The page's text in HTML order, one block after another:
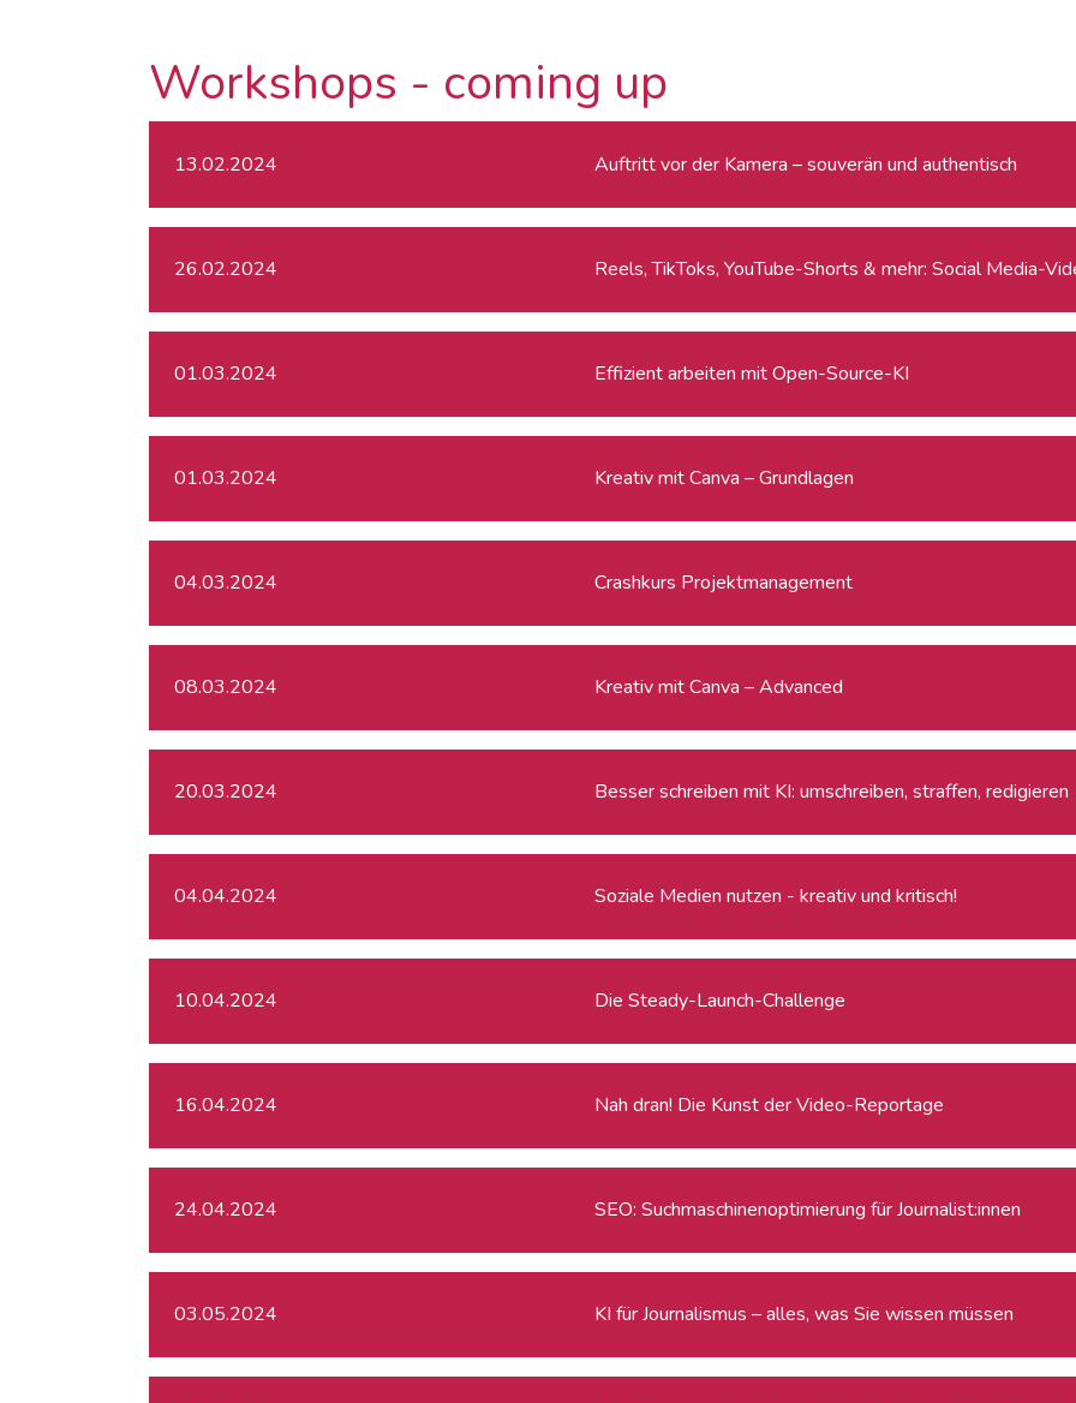
Workshops - coming up
13.02.2024 Auftritt vor der Kamera – souverän und authentisch
26.02.2024 Reels, TikToks, YouTube-Shorts & mehr: Social Media-
01.03.2024 Effizient arbeiten mit Open-Source-KI
01.03.2024 Kreativ mit Canva – Grundlagen
04.03.2024 Crashkurs Projektmanagement
08.03.2024 Kreativ mit Canva – Advanced
20.03.2024 Besser schreiben mit KI: umschreiben, straffen, redigieren
04.04.2024 Soziale Medien nutzen - kreativ und kritisch!
10.04.2024 Die Steady-Launch-Challenge
16.04.2024 Nah dran! Die Kunst der Video-Reportage
24.04.2024 SEO: Suchmaschinenoptimierung für Journalist:innen
03.05.2024 KI für Journalismus – alles, was Sie wissen müssen